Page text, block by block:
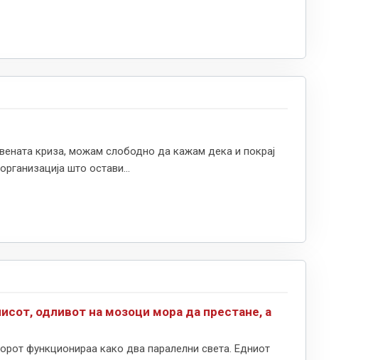
криза, можам слободно да кажам дека и покрај
што остави...
одливот на мозоци мора да престане, а
функционираа како два паралелни света. Едниот